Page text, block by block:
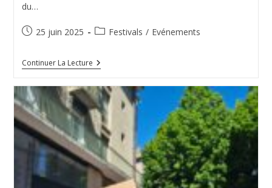
du…
Publication
25 juin 2025
PostFestivals / Evénements
Continuer La LecturePrev’
En
Au
People
Are
Strange
Festival